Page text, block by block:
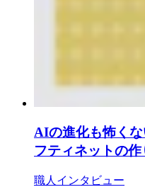
AIの進化も怖く
フティネットの作
職人インタビュー